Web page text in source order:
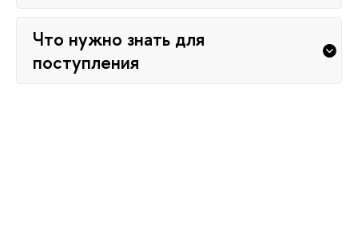
Что нужно знать для
поступления